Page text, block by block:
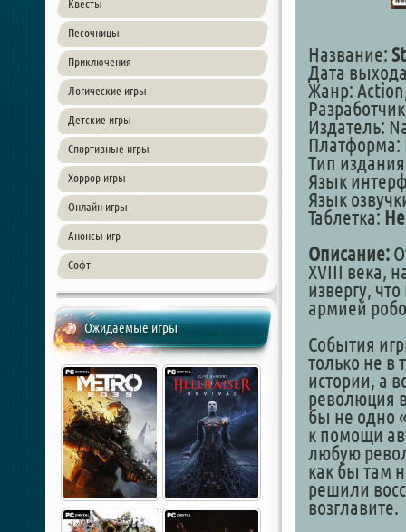
Квесты
Песочницы
Приключения
Логические игры
Детские игры
Спортивные игры
Хоррор игры
Онлайн игры
Анонсы игр
Софт
Ожидаемые игры
Название:
Дата
Жанр:
Издатель:
Платформа:
Тип
Язык
Язык
Таблетка:
Описание:
XVIII века,
извергу,
армией
События
только не в
истории, а
революция
бы не одно
к помощи
любую
как бы там
решили
возглавите.